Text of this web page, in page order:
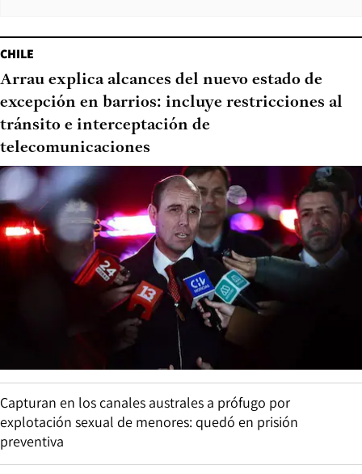
CHILE
Arrau explica alcances del nuevo estado de
excepción en barrios: incluye restricciones al
tránsito e interceptación de
telecomunicaciones
Capturan en los canales australes a prófugo por
explotación sexual de menores: quedó en prisión
preventiva